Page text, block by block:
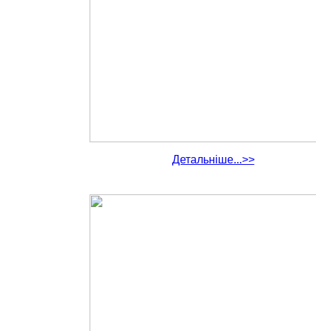
Детальніше...>>